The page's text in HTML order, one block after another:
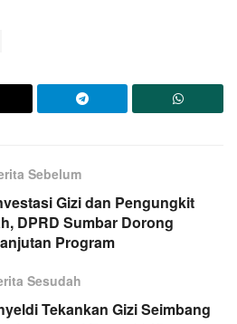
Sebelum
Gizi dan Pengungkit
DPRD Sumbar Dorong
Program
Sesudah
Tekankan Gizi Seimbang